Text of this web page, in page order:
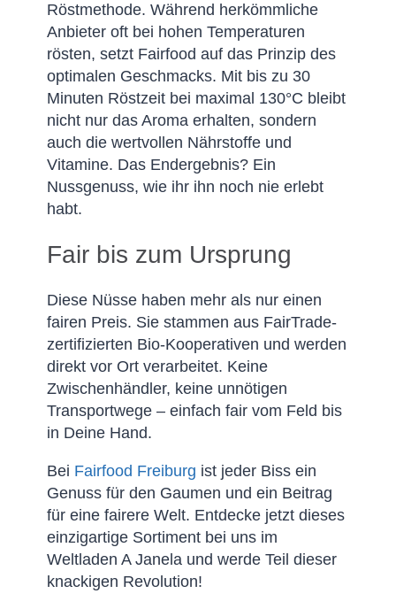
Röstmethode. Während herkömmliche
Anbieter oft bei hohen Temperaturen
rösten, setzt Fairfood auf das Prinzip des
optimalen Geschmacks. Mit bis zu 30
Minuten Röstzeit bei maximal 130°C bleibt
nicht nur das Aroma erhalten, sondern
auch die wertvollen Nährstoffe und
Vitamine. Das Endergebnis? Ein
Nussgenuss, wie ihr ihn noch nie erlebt
habt.
Fair bis zum Ursprung
Diese Nüsse haben mehr als nur einen
fairen Preis. Sie stammen aus FairTrade-
zertifizierten Bio-Kooperativen und werden
direkt vor Ort verarbeitet. Keine
Zwischenhändler, keine unnötigen
Transportwege – einfach fair vom Feld bis
in Deine Hand.
Bei Fairfood Freiburg ist jeder Biss ein
Genuss für den Gaumen und ein Beitrag
für eine fairere Welt. Entdecke jetzt dieses
einzigartige Sortiment bei uns im
Weltladen A Janela und werde Teil dieser
knackigen Revolution!